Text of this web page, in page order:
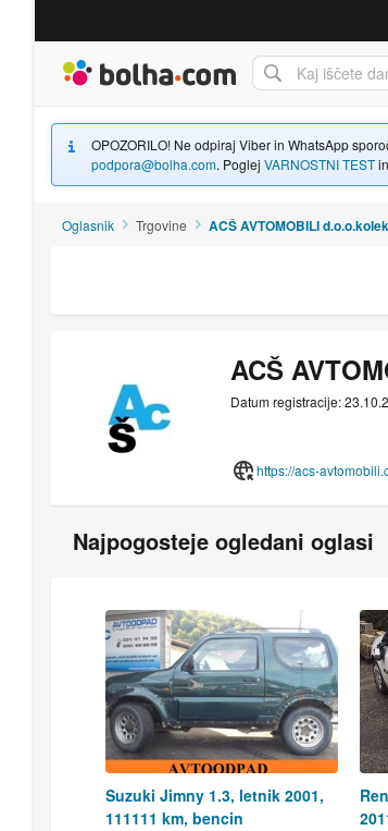
OPOZORILO! Ne odpiraj Viber in WhatsApp
podpora@bolha.com. Poglej VARNOSTNI TEST
Oglasnik Trgovine ACŠ AVTOMOBILI
ACŠ
Datum registracije:
https://acs-
Najpogosteje ogledani oglasi
Suzuki Jimny 1.3, letnik 2001,
111111 km, bencin